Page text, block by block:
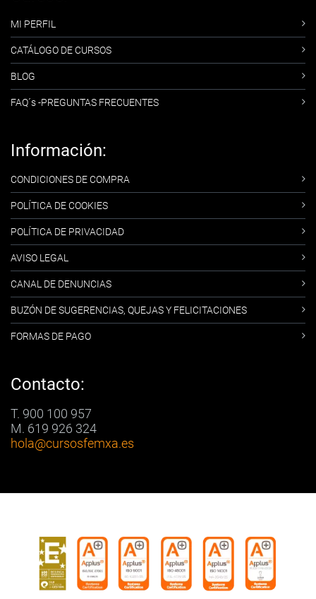
MI PERFIL
CATÁLOGO DE CURSOS
BLOG
FAQ´s -PREGUNTAS FRECUENTES
Información:
CONDICIONES DE COMPRA
POLÍTICA DE COOKIES
POLÍTICA DE PRIVACIDAD
AVISO LEGAL
CANAL DE DENUNCIAS
BUZÓN DE SUGERENCIAS, QUEJAS Y FELICITACIONES
FORMAS DE PAGO
Contacto:
T. 900 100 957
M. 619 926 324
hola@cursosfemxa.es